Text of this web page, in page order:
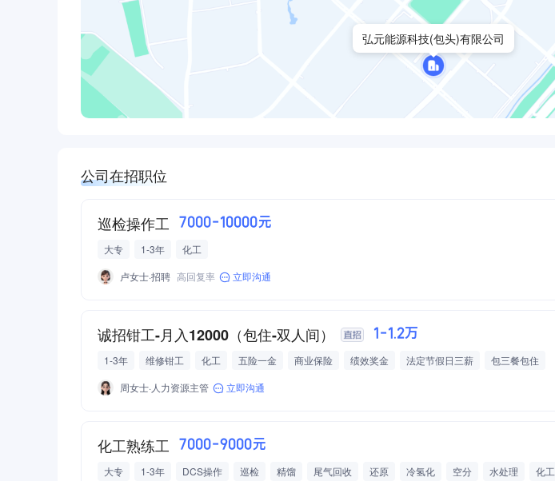
弘元能源科技(包头)有限公司
公司在招职位
巡检操作工 7000-10000元
大专 1-3年
化工
卢女士·招聘 高回复率 立即沟通
诚招钳工-月入12000（包住-双人间） 1-1.2万
1-3年 维修钳工 化工 五险一金 商业保险 绩效奖金 法定节假日三薪
包三餐包住
周女士·人力资源主管
立即沟通
化工熟练工 7000-9000元
大专 1-3年 DCS操作 巡检 精馏 尾气回收 还原 冷氢化 空分 水处理
化工